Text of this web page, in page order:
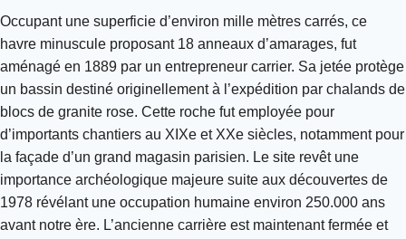
Occupant une superficie d’environ mille mètres carrés, ce
havre minuscule proposant 18 anneaux d’amarages, fut
aménagé en 1889 par un entrepreneur carrier. Sa jetée protège
un bassin destiné originellement à l’expédition par chalands de
blocs de granite rose. Cette roche fut employée pour
d’importants chantiers au XIXe et XXe siècles, notamment pour
la façade d’un grand magasin parisien. Le site revêt une
importance archéologique majeure suite aux découvertes de
1978 révélant une occupation humaine environ 250.000 ans
avant notre ère. L’ancienne carrière est maintenant fermée et